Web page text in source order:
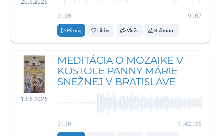
20.6.2026
0:00 9:07
Přehraj Líbí se Vložit Stáhnout
13.6.2026
MEDITÁCIA O MOZAIKE V
KOSTOLE PANNY MÁRIE
SNEŽNEJ V BRATISLAVE
0:00 1:42:35